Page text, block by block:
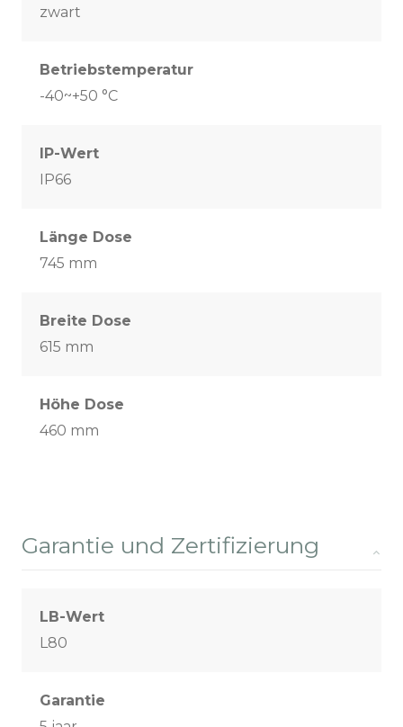
zwart
Betriebstemperatur
-40~+50 °C
IP-Wert
IP66
Länge Dose
745 mm
Breite Dose
615 mm
Höhe Dose
460 mm
Garantie und Zertifizierung
LB-Wert
L80
Garantie